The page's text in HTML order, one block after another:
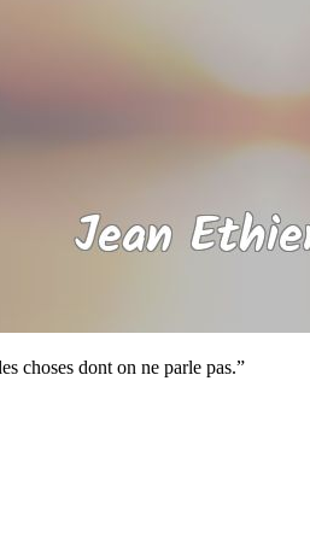
choses dont on ne parle pas.”